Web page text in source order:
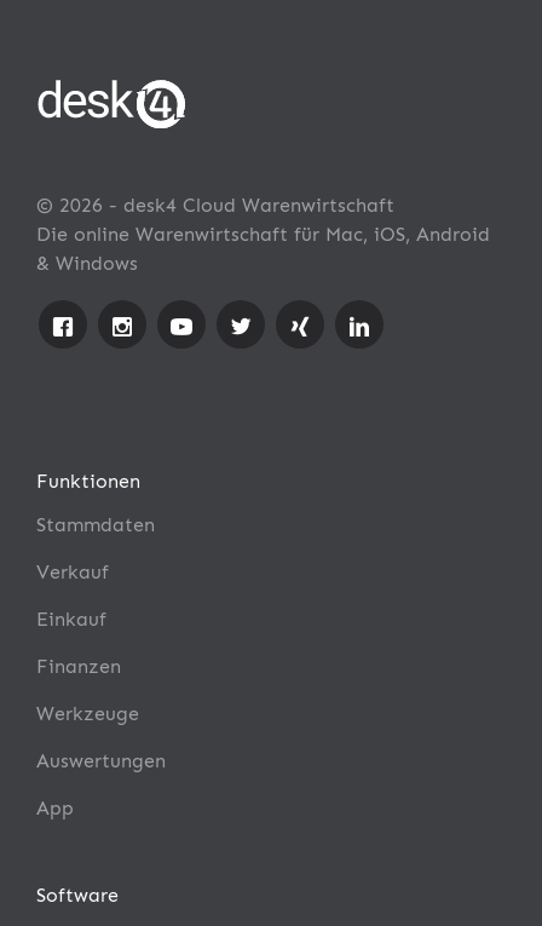
© 2026 - desk4 Cloud Warenwirtschaft
Die online Warenwirtschaft für Mac, iOS, Android
& Windows
Funktionen
Stammdaten
Verkauf
Einkauf
Finanzen
Werkzeuge
Auswertungen
App
Software